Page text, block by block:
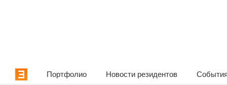
Портфолио Новости резидентов